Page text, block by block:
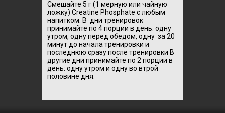
Смешайте 5 г (1 мерную или чайную
ложку) Creatine Phosphate с любым
напитком. В дни тренировок
принимайте по 4 порции в день: одну
утром, одну перед обедом, одну за 20
минут до начала тренировки и
последнюю сразу после тренировки В
другие дни принимайте по 2 порции в
день: одну утром и одну во втрой
половине дня.